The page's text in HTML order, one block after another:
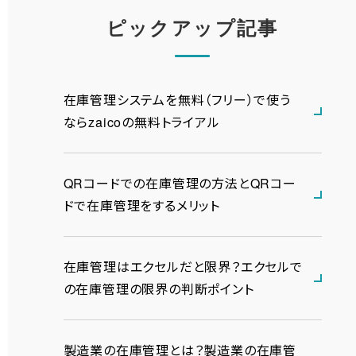
ピックアップ記事
在庫管理システムを無料（フリー）で使う
ならzaicoの無料トライアル
QRコードでの在庫管理の方法とQRコー
ドで在庫管理をするメリット
在庫管理はエクセルだと限界？エクセルで
の在庫管理の限界の判断ポイント
製造業の在庫管理とは？製造業の在庫管